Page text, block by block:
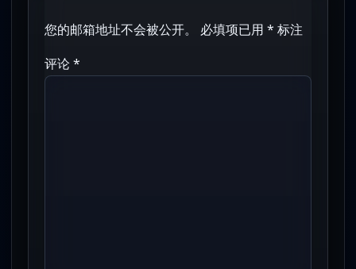
您的邮箱地址不会被公开。 必填项已用 * 标注
评论*